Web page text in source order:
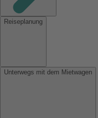
Reiseplanung
Unterwegs mit dem Mietwagen